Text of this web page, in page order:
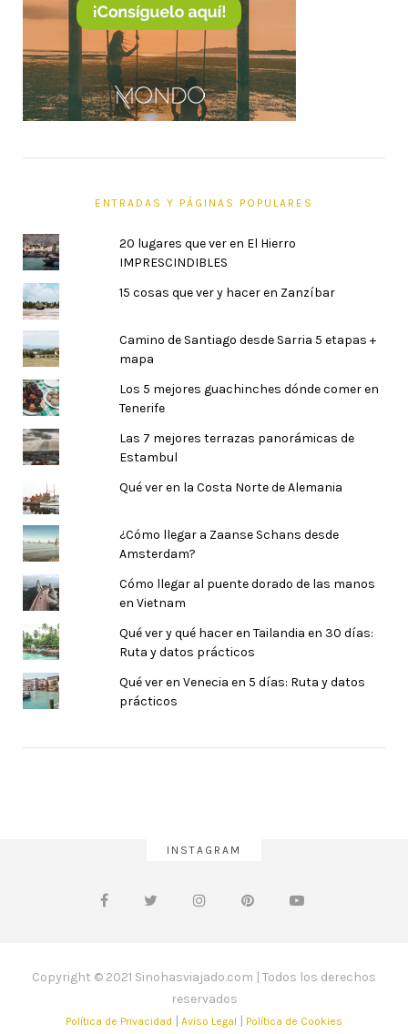
ENTRADAS Y PÁGINAS POPULARES
20 lugares que ver en El Hierro
IMPRESCINDIBLES
15 cosas que ver y hacer en Zanzíbar
Camino de Santiago desde Sarria 5 etapas +
mapa
Los 5 mejores guachinches dónde comer en
Tenerife
Las 7 mejores terrazas panorámicas de
Estambul
Qué ver en la Costa Norte de Alemania
¿Cómo llegar a Zaanse Schans desde
Amsterdam?
Cómo llegar al puente dorado de las manos
en Vietnam
Qué ver y qué hacer en Tailandia en 30 días:
Ruta y datos prácticos
Qué ver en Venecia en 5 días: Ruta y datos
prácticos
INSTAGRAM
Copyright © 2021 Sinohasviajado.com | Todos los derechos
reservados
Política de Privacidad | Aviso Legal | Política de Cookies